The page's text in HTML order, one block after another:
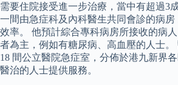
需要住院接受進一步治療，當中有超過3
一間由急症科及內科醫生共同會診的病
效率。 他預計綜合專科病房所接收的病
者為主，例如有糖尿病、高血壓的人士
18 間公立醫院急症室，分佈於港九新界
醫治的人士提供服務。